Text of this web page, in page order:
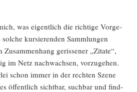
was eigent­lich die rich­ti­ge Vor­ge­
kur­sie­ren­den Samm­lun­gen
Zusam­men­hang geris­se­ner „Zita­te“,
im Netz nach­wach­sen, vor­zu­ge­hen.
schon immer in der rech­ten Sze­ne
öffent­lich sicht­bar, such­bar und find­